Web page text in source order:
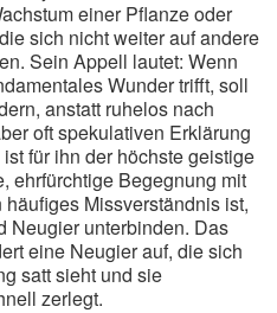
einer Pflanze oder
sich nicht weiter auf andere
Sein Appell lautet: Wenn
Wunder trifft, soll
anstatt ruhelos nach
oft spekulativen Erklärung
für ihn der höchste geistige
ehrfürchtige Begegnung mit
Missverständnis ist,
Neugier unterbinden. Das
eine Neugier auf, die sich
satt sieht und sie
zerlegt.